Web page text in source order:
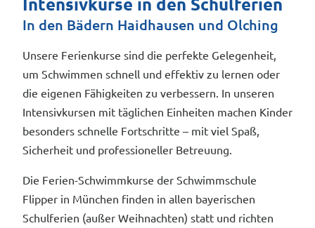
In den Bädern Haidhausen und Olching
Unsere Ferienkurse sind die perfekte Gelegenheit,
um Schwimmen schnell und effektiv zu lernen oder
die eigenen Fähigkeiten zu verbessern. In unseren
Intensivkursen mit täglichen Einheiten machen Kinder
besonders schnelle Fortschritte – mit viel Spaß,
Sicherheit und professioneller Betreuung.
Die Ferien-Schwimmkurse der Schwimmschule
Flipper in München finden in allen bayerischen
Schulferien (außer Weihnachten) statt und richten